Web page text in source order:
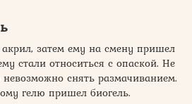
затем ему на смену пришел
стали относиться с опаской. Не
невозможно снять размачиванием.
гелю пришел биогель.